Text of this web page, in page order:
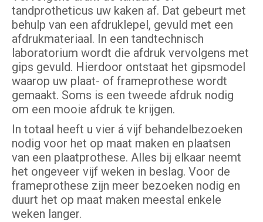
tandprotheticus uw kaken af. Dat gebeurt met
behulp van een afdruklepel, gevuld met een
afdrukmateriaal. In een tandtechnisch
laboratorium wordt die afdruk vervolgens met
gips gevuld. Hierdoor ontstaat het gipsmodel
waarop uw plaat- of frameprothese wordt
gemaakt. Soms is een tweede afdruk nodig
om een mooie afdruk te krijgen.
In totaal heeft u vier á vijf behandelbezoeken
nodig voor het op maat maken en plaatsen
van een plaatprothese. Alles bij elkaar neemt
het ongeveer vijf weken in beslag. Voor de
frameprothese zijn meer bezoeken nodig en
duurt het op maat maken meestal enkele
weken langer.